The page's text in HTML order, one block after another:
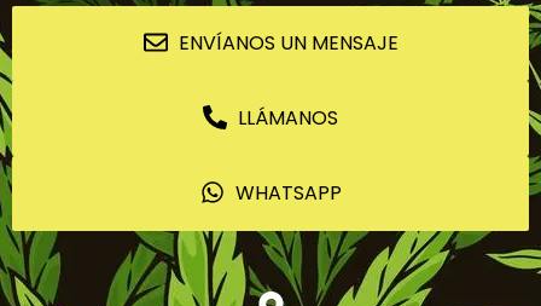
ENVÍANOS UN MENSAJE
LLÁMANOS
WHATSAPP